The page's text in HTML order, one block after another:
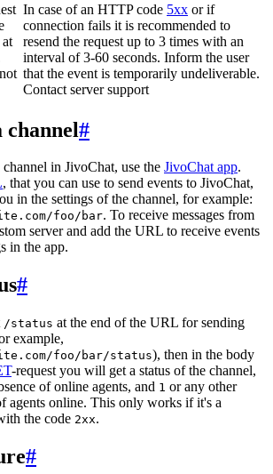
at
In case of an HTTP code 5xx or if
connection fails it is recommended to
resend the request up to 3 times with an
interval of 3-60 seconds. Inform the user
that the event is temporarily undeliverable.
Contact server support
channel#
in JivoChat, use the JivoChat app.
, that you can use to send events to JivoChat,
in the settings of the channel, for example:
foo/bar. To receive messages from
server and add the URL to receive events
in the app.
#
/status at the end of the URL for sending
example,
foo/bar/status), then in the body
-request you will get a status of the channel,
of online agents, and 1 or any other
agents online. This only works if it's a
the code 2xx.
#